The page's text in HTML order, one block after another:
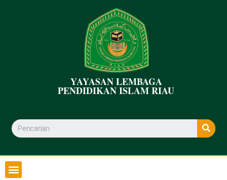
YAYASAN LEMBAGA
PENDIDIKAN ISLAM RIAU